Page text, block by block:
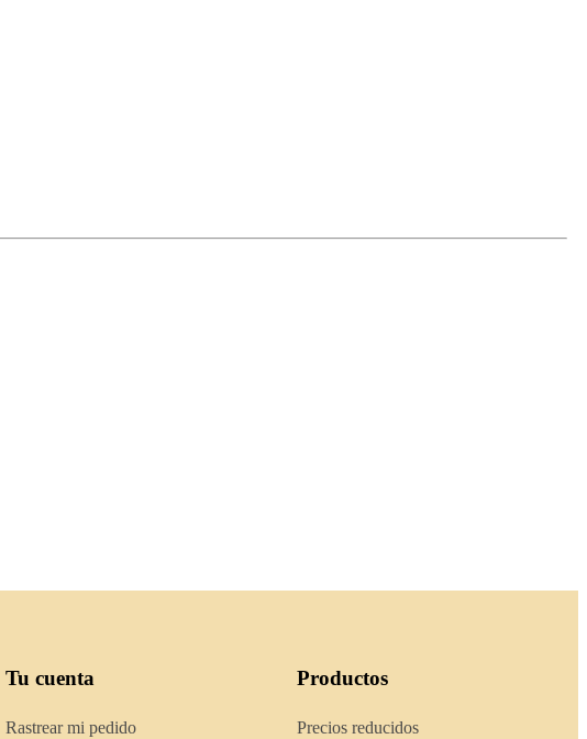
Tu cuenta
Rastrear mi pedido
Productos
Precios reducidos